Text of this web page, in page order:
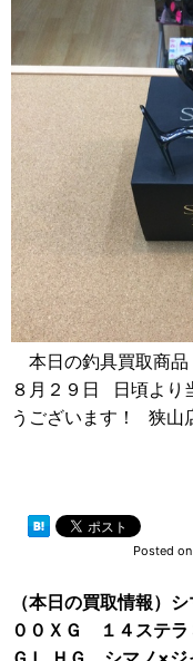
本日の釣具買取商
８月２９日 日頃より
うございます！ 狭山
Posted on
（本日の買取情報）
００ＸＧ １４ステ